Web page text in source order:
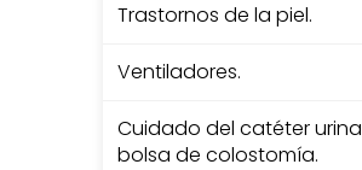
Trastornos de la piel.
Ventiladores.
Cuidado del catéter
bolsa de colostomía.